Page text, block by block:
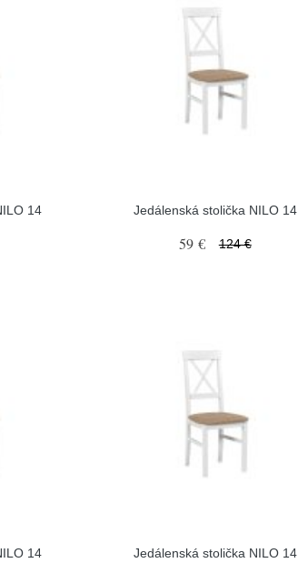
14 Jedálenská stolička NILO 14
59 € 124 €
14 Jedálenská stolička NILO 14